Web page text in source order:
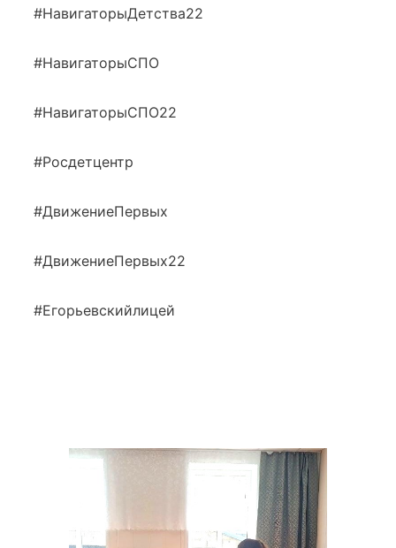
#НавигаторыДетства22
#НавигаторыСПО
#НавигаторыСПО22
#Росдетцентр
#ДвижениеПервых
#ДвижениеПервых22
#Егорьевскийлицей